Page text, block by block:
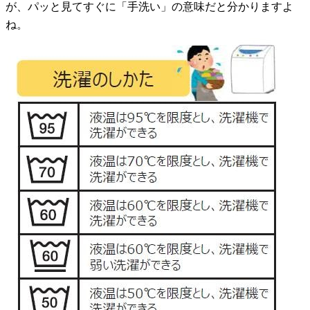
が、パッと見てすぐに「手洗い」の意味だと分かりますよ
ね。